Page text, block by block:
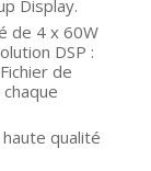
Display.
de 4 x 60W
DSP :
de
qualité